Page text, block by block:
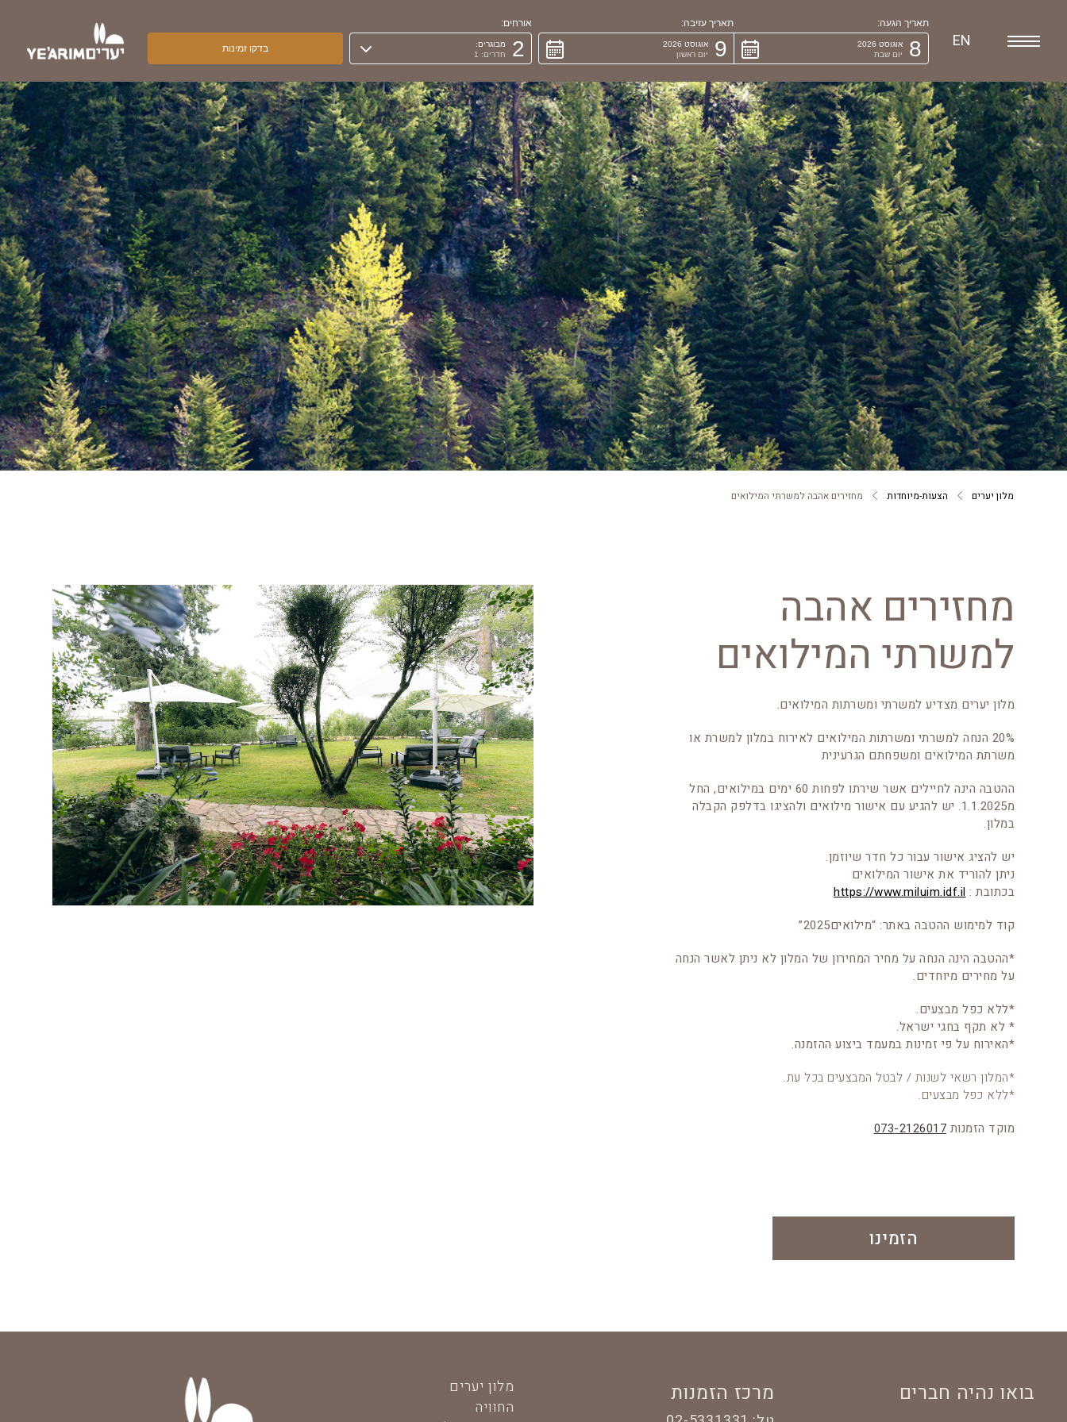
תאריך הגעה:
8
אוגוסט 2026
יום שבת
תאריך עזיבה:
9
אוגוסט 2026
יום ראשון
אורחים:
2
מבוגרים:
חדרים: 1
EN
מלון יערים הצעות-מיוחדות מחזירים אהבה למשרתי המילואים
מחזירים אהבה
למשרתי המילואים
מלון יערים מצדיע למשרתי ומשרתות המילואים.
20% הנחה למשרתי ומשרתות המילואים לאירוח במלון למשרת או
משרתת המילואים ומשפחתם הגרעינית
ההטבה הינה לחיילים אשר שירתו לפחות 60 ימים במילואים, החל
מ1.1.2025. יש להגיע עם אישור מילואים ולהציגו בדלפק הקבלה
במלון.
יש להציג אישור עבור כל חדר שיוזמן.
ניתן להוריד את אישור המילואים
בכתובת : https://www.miluim.idf.il
קוד למימוש ההטבה באתר: “מילואים2025”
*ההטבה הינה הנחה על מחיר המחירון של המלון לא ניתן לאשר הנחה
על מחירים מיוחדים.
*ללא כפל מבצעים.
* לא תקף בחגי ישראל.
*האירוח על פי זמינות במעמד ביצוע ההזמנה.
*המלון רשאי לשנות / לבטל המבצעים בכל עת.
*ללא כפל מבצעים.
מוקד הזמנות 073-2126017
הזמינו
מלון יערים
החוויה
מרכז הזמנות בואו נהיה חברים